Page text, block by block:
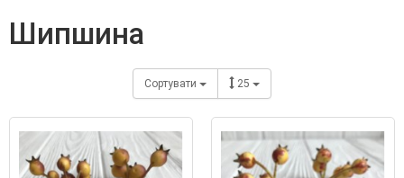
шипшина
Сортувати 25